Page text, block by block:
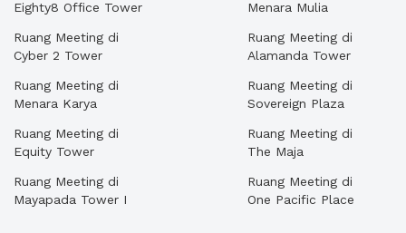
Eighty8 Office Tower
Ruang Meeting di
Cyber 2 Tower
Ruang Meeting di
Menara Karya
Ruang Meeting di
Equity Tower
Ruang Meeting di
Mayapada Tower I
Menara Mulia
Ruang Meeting di
Alamanda Tower
Ruang Meeting di
Sovereign Plaza
Ruang Meeting di
The Maja
Ruang Meeting di
One Pacific Place